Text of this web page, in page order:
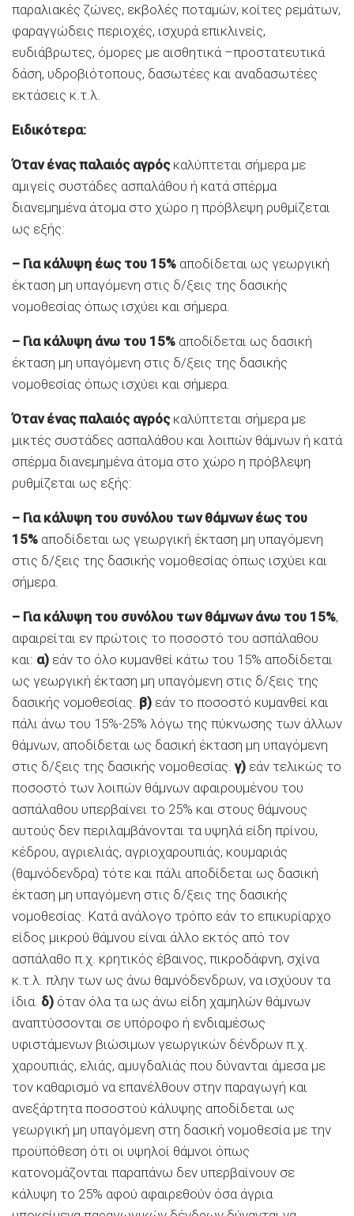
παραλιακές ζώνες, εκβολές ποταμών, κοίτες ρεμάτων,
φαραγγώδεις περιοχές, ισχυρά επικλινείς,
ευδιάβρωτες, όμορες με αισθητικά –προστατευτικά
δάση, υδροβιότοπους, δασωτέες και αναδασωτέες
εκτάσεις κ.τ.λ.
Ειδικότερα:
Όταν ένας παλαιός αγρόςκαλύπτεται σήμερα με
αμιγείς συστάδες ασπαλάθου ή κατά σπέρμα
διανεμημένα άτομα στο χώρο η πρόβλεψη ρυθμίζεται
ως εξής:
– Για κάλυψη έως του 15% αποδίδεται ως γεωργική
έκταση μη υπαγόμενη στις δ/ξεις της δασικής
νομοθεσίας όπως ισχύει και σήμερα.
– Για κάλυψη άνω του 15% αποδίδεται ως δασική
έκταση μη υπαγόμενη στις δ/ξεις της δασικής
νομοθεσίας όπως ισχύει και σήμερα.
Όταν ένας παλαιός αγρόςκαλύπτεται σήμερα με
μικτές συστάδες ασπαλάθου και λοιπών θάμνων ή κατά
σπέρμα διανεμημένα άτομα στο χώρο η πρόβλεψη
ρυθμίζεται ως εξής:
– Για κάλυψη του συνόλου των θάμνων έως του
15% αποδίδεται ως γεωργική έκταση μη υπαγόμενη
στις δ/ξεις της δασικής νομοθεσίας όπως ισχύει και
σήμερα.
– Για κάλυψη του συνόλου των θάμνων άνω του 15%,
αφαιρείται εν πρώτοις το ποσοστό του ασπάλαθου
και: α) εάν το όλο κυμανθεί κάτω του 15% αποδίδεται
ως γεωργική έκταση μη υπαγόμενη στις δ/ξεις της
δασικής νομοθεσίας. β) εάν το ποσοστό κυμανθεί και
πάλι άνω του 15%-25% λόγω της πύκνωσης των άλλων
θάμνων, αποδίδεται ως δασική έκταση μη υπαγόμενη
στις δ/ξεις της δασικής νομοθεσίας. γ) εάν τελικώς το
ποσοστό των λοιπών θάμνων αφαιρουμένου του
ασπάλαθου υπερβαίνει το 25% και στους θάμνους
αυτούς δεν περιλαμβάνονται τα υψηλά είδη πρίνου,
κέδρου, αγριελιάς, αγριοχαρουπιάς, κουμαριάς
(θαμνόδενδρα) τότε και πάλι αποδίδεται ως δασική
έκταση μη υπαγόμενη στις δ/ξεις της δασικής
νομοθεσίας. Κατά ανάλογο τρόπο εάν το επικυρίαρχο
είδος μικρού θάμνου είναι άλλο εκτός από τον
ασπάλαθο π.χ. κρητικός έβαινος, πικροδάφνη, σχίνα
κ.τ.λ. πλην των ως άνω θαμνόδενδρων, να ισχύουν τα
ίδια. δ) όταν όλα τα ως άνω είδη χαμηλών θάμνων
αναπτύσσονται σε υπόροφο ή ενδιαμέσως
υφιστάμενων βιώσιμων γεωργικών δένδρων π.χ.
χαρουπιάς, ελιάς, αμυγδαλιάς που δύνανται άμεσα με
τον καθαρισμό να επανέλθουν στην παραγωγή και
ανεξάρτητα ποσοστού κάλυψης αποδίδεται ως
γεωργική μη υπαγόμενη στη δασική νομοθεσία με την
προϋπόθεση ότι οι υψηλοί θάμνοι όπως
κατονομάζονται παραπάνω δεν υπερβαίνουν σε
κάλυψη το 25% αφού αφαιρεθούν όσα άγρια